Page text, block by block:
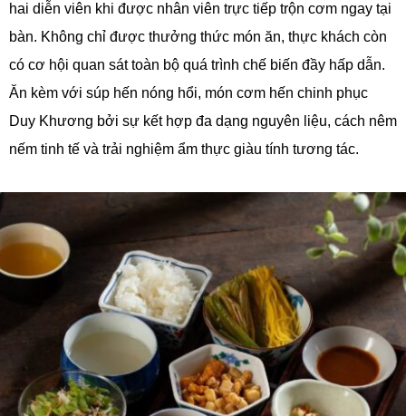
hai diễn viên khi được nhân viên trực tiếp trộn cơm ngay tại
bàn. Không chỉ được thưởng thức món ăn, thực khách còn
có cơ hội quan sát toàn bộ quá trình chế biến đầy hấp dẫn.
Ăn kèm với súp hến nóng hổi, món cơm hến chinh phục
Duy Khương bởi sự kết hợp đa dạng nguyên liệu, cách nêm
nếm tinh tế và trải nghiệm ẩm thực giàu tính tương tác.